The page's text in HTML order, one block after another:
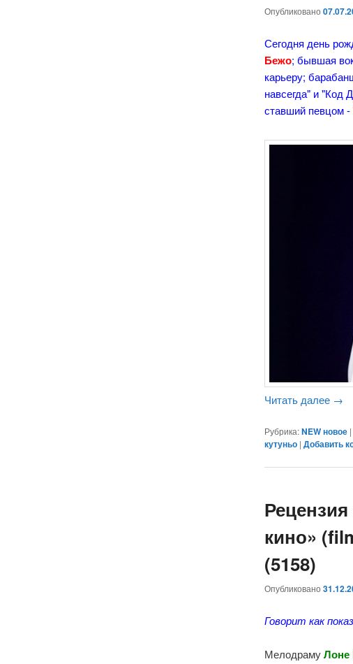
Опубликовано
Сегодня день
Бежо; бывшая
карьеру;
навсегда" и "Код
ставший певцом -
Читать далее →
Рубрика: NEW новое |
кутуньо |Добавить
кино»
(5158)
Опубликовано
Говорит как
Мелодраму